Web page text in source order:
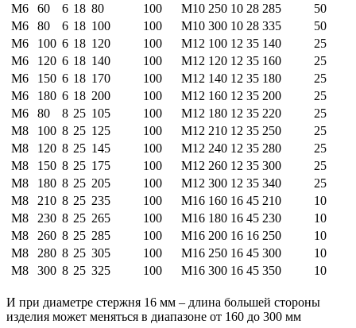
М6
60 6 18 80
100
М6
80 6 18 100
100
М6
100 6 18 120
100
М6
120 6 18 140
100
М6
150 6 18 170
100
М6
180 6 18 200
100
М6
80 8 25 105
100
М8
100 8 25 125
100
М8
120 8 25 145
100
М8
150 8 25 175
100
М8
180 8 25 205
100
М8
210 8 25 235
100
М8
230 8 25 265
100
М8
260 8 25 285
100
М8
280 8 25 305
100
М8
300 8 25 325 100
M10 250 10 28 285
50
M10 300 10 28 335
50
М12 100 12 35 140
25
М12 120 12 35 160
25
М12 140 12 35 180
25
М12 160 12 35 200
25
М12 180 12 35 220
25
М12 210 12 35 250
25
М12 240 12 35 280
25
М12 260 12 35 300
25
М12 300 12 35 340
25
М16 160 16 45 210
10
М16 180 16 45 230
10
М16 200 16 16 250
10
М16 250 16 45 300
10
М16 300 16 45 350 10
И при диаметре стержня 16 мм – длина большей стороны
изделия может меняться в диапазоне от 160 до 300 мм